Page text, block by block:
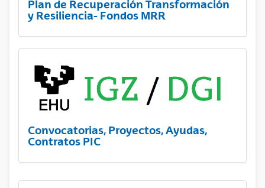
Plan de Recuperación Transformación
y Resiliencia- Fondos MRR
Convocatorias, Proyectos, Ayudas,
Contratos PIC